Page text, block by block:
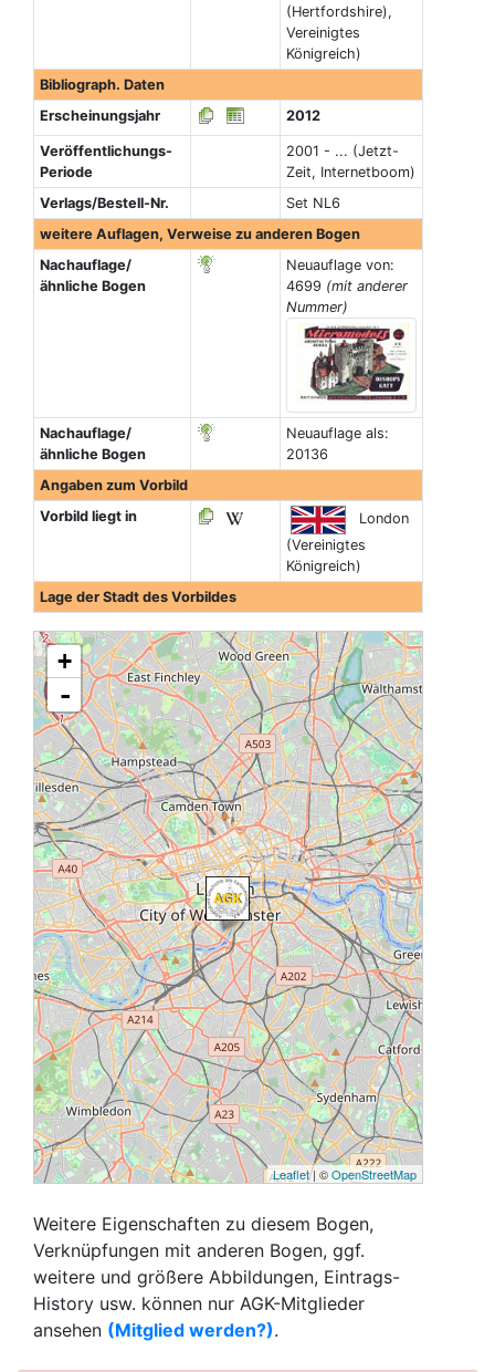
(Hertfordshire),
Vereinigtes
Königreich)
Bibliograph. Daten
Erscheinungsjahr
2012
Veröffentlichungs-
Periode
2001 - ... (Jetzt-
Zeit, Internetboom)
Verlags/Bestell-Nr.
Set NL6
weitere Auflagen, Verweise zu anderen Bogen
Nachauflage/
ähnliche Bogen
Neuauflage von:
4699 (mit anderer
Nummer)
Nachauflage/
ähnliche Bogen
Neuauflage als:
20136
Angaben zum Vorbild
Vorbild liegt in
London
(Vereinigtes
Königreich)
Lage der Stadt des Vorbildes
+
-
Leaflet| ©OpenStreetMap
Weitere Eigenschaften zu diesem Bogen,
Verknüpfungen mit anderen Bogen, ggf.
weitere und größere Abbildungen, Eintrags-
History usw. können nur AGK-Mitglieder
ansehen (Mitglied werden?).